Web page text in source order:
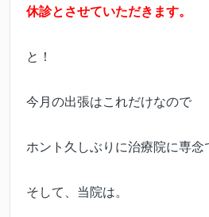
休診とさせていただきます。
と！
今月の出張はこれだけなので
ホント久しぶりに治療院に専念
そして、当院は。